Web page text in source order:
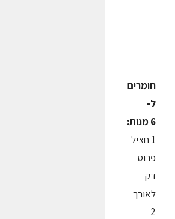
חומרים
ל-
6 מנות:
1 חציל
פרוס
דק
לאורך
2